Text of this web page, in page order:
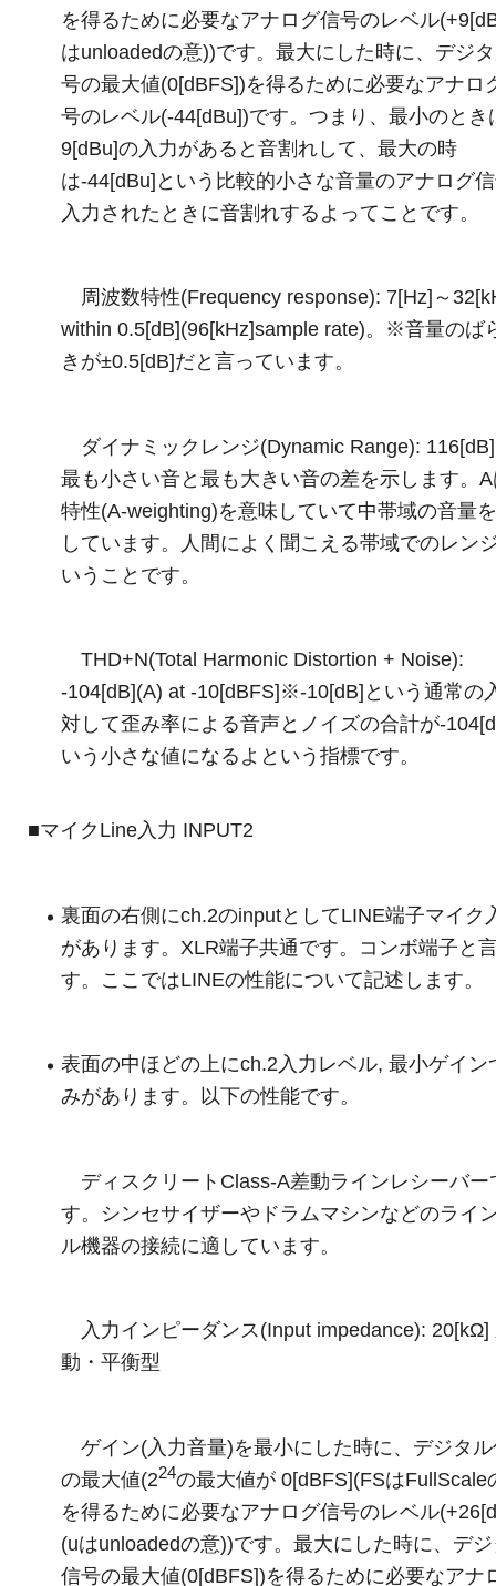
を得るために必要なアナログ信号のレベル
はunloadedの意))です。最大にした時に、デジ
号の最大値(0[dBFS])を得るために必要なアナロ
号のレベル(-44[dBu])です。つまり、最小のとき
9[dBu]の入力があると音割れして、最大の時
は-44[dBu]という比較的小さな音量のアナログ
入力されたときに音割れするよってことです。
周波数特性(Frequency response): 7[Hz]～
within 0.5[dB](96[kHz]sample rate)。※音量のば
きが±0.5[dB]だと言っています。
ダイナミックレンジ(Dynamic Range):
最も小さい音と最も大きい音の差を示します。
特性(A-weighting)を意味していて中帯域の音量
しています。人間によく聞こえる帯域でのレン
いうことです。
THD+N(Total Harmonic Distortion + Noise):
-104[dB](A) at -10[dBFS]※-10[dB]という通常の
対して歪み率による音声とノイズの合計が-
いう小さな値になるよという指標です。
■マイクLine入力 INPUT2
裏面の右側にch.2のinputとしてLINE端子マイク
があります。XLR端子共通です。コンボ端子と
す。ここではLINEの性能について記述します。
表面の中ほどの上にch.2入力レベル, 最小ゲイン
みがあります。以下の性能です。
ディスクリートClass-A差動ラインレシーバー
す。シンセサイザーやドラムマシンなどのライ
ル機器の接続に適しています。
入力インピーダンス(Input impedance): 20[kΩ]
動・平衡型
ゲイン(入力音量)を最小にした時に、デジタ
の最大値(224の最大値が 0[dBFS](FSはFullScale
を得るために必要なアナログ信号のレベル
(uはunloadedの意))です。最大にした時に、デ
信号の最大値(0[dBFS])を得るために必要なアナ